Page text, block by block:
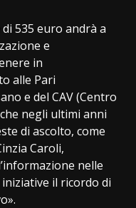
535 euro andrà a
e
in
alle Pari
e del CAV (Centro
negli ultimi anni
di ascolto, come
Caroli,
nelle
il ricordo di